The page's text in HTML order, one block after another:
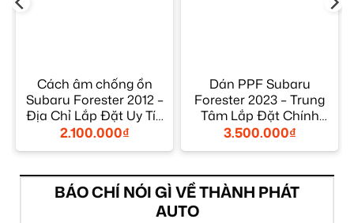
Cách âm chống ồn
Subaru Forester 2012 –
Địa Chỉ Lắp Đặt Uy Tín
TPHCM
2.100.000₫
Dán PPF Subaru
Forester 2023 – Trung
Tâm Lắp Đặt Chính
Hãng Uy Tín TPHCM
3.500.000₫
BÁO CHÍ NÓI GÌ VỀ THÀNH PHÁT
AUTO